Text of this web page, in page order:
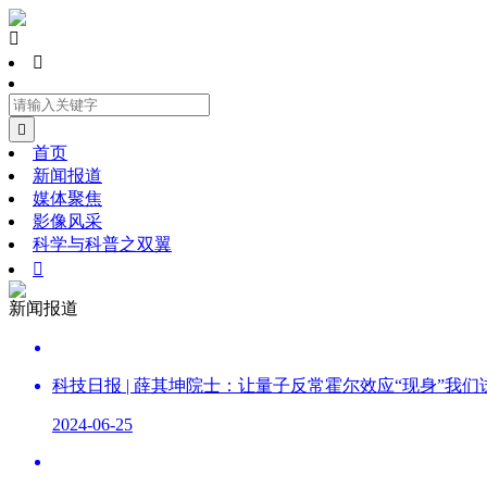



首页
新闻报道
媒体聚焦
影像风采
科学与科普之双翼

新闻报道
科技日报 | 薛其坤院士：让量子反常霍尔效应“现身”我们
2024-06-25